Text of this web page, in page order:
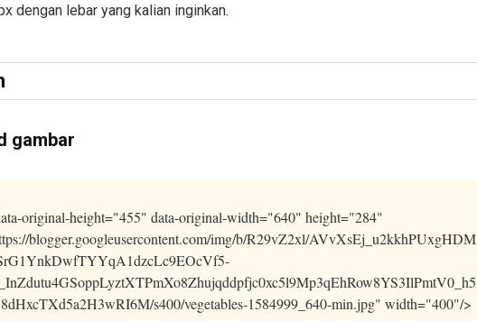
dengan lebar yang kalian inginkan.
gambar
original-height="455" data-original-width="640" height="284"
blogger.googleusercontent.com/img/b/R29vZ2xl/AVvXsEj_u2kkhPUxgHDM
s400/vegetables-1584999_640-min.jpg" width="400"/>